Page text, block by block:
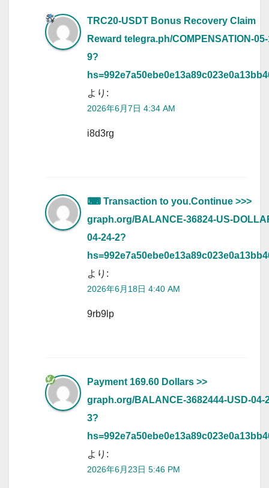
TRC20-USDT Bonus Recovery Claim
Reward telegra.ph/COMPENSATION-
9?
より:
2026年6月7日 4:34 AM
i8d3rg
⌨ Transaction to you.Continue >>>
graph.org/BALANCE-36824-US-
04-24-2?
より:
2026年6月18日 4:40 AM
9rb9lp
Payment 169.60 Dollars >>
graph.org/BALANCE-3682444-USD-04-
3?
より:
2026年6月23日 5:46 PM